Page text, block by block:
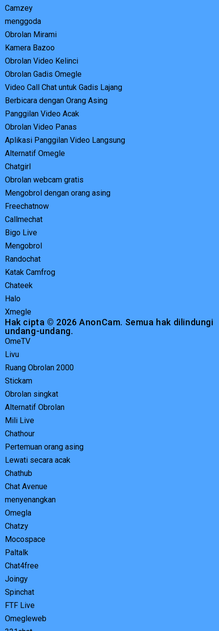
Camzey
menggoda
Obrolan Mirami
Kamera Bazoo
Obrolan Video Kelinci
Obrolan Gadis Omegle
Video Call Chat untuk Gadis Lajang
Berbicara dengan Orang Asing
Panggilan Video Acak
Obrolan Video Panas
Aplikasi Panggilan Video Langsung
Alternatif Omegle
Chatgirl
Obrolan webcam gratis
Mengobrol dengan orang asing
Freechatnow
Callmechat
Bigo Live
Mengobrol
Randochat
Katak Camfrog
Chateek
Halo
Xmegle
Hak cipta © 2026 AnonCam. Semua hak dilindungi
undang-undang.
OmeTV
Livu
Ruang Obrolan 2000
Stickam
Obrolan singkat
Alternatif Obrolan
Mili Live
Chathour
Pertemuan orang asing
Lewati secara acak
Chathub
Chat Avenue
menyenangkan
Omegla
Chatzy
Mocospace
Paltalk
Chat4free
Joingy
Spinchat
FTF Live
Omegleweb